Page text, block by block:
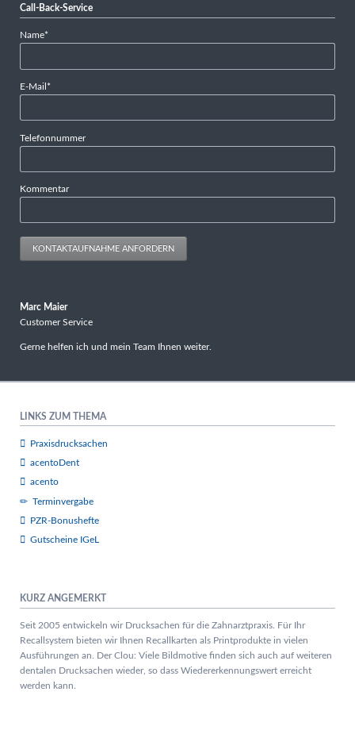
Call-Back-Service
Pflichtfeld
Name*
Pflichtfeld
E-Mail *
Telefonnummer
Kommentar
KONTAKTAUFNAHME ANFORDERN
Marc Maier
Customer Service
Gerne helfen ich und mein Team Ihnen weiter.
LINKS ZUM THEMA
Praxisdrucksachen
acentoDent
acento
Terminvergabe
PZR-Bonushefte
Gutscheine IGeL
KURZ ANGEMERKT
Seit 2005 entwickeln wir Drucksachen für die Zahnarztpraxis. Für Ihr
Recallsystem bieten wir Ihnen Recallkarten als Printprodukte in vielen
Ausführungen an. Der Clou: Viele Bildmotive finden sich auch auf weiteren
dentalen Drucksachen wieder, so dass Wiedererkennungswert erreicht
werden kann.